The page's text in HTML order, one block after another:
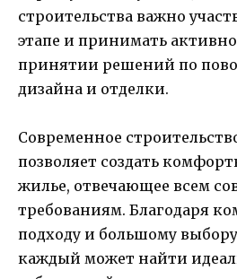
строительства важно
этапе и принимать
принятии решений по
дизайна и отделки.
Современное
позволяет создать
жилье, отвечающее всем
требованиям. Благодаря
подходу и большому
каждый может найти